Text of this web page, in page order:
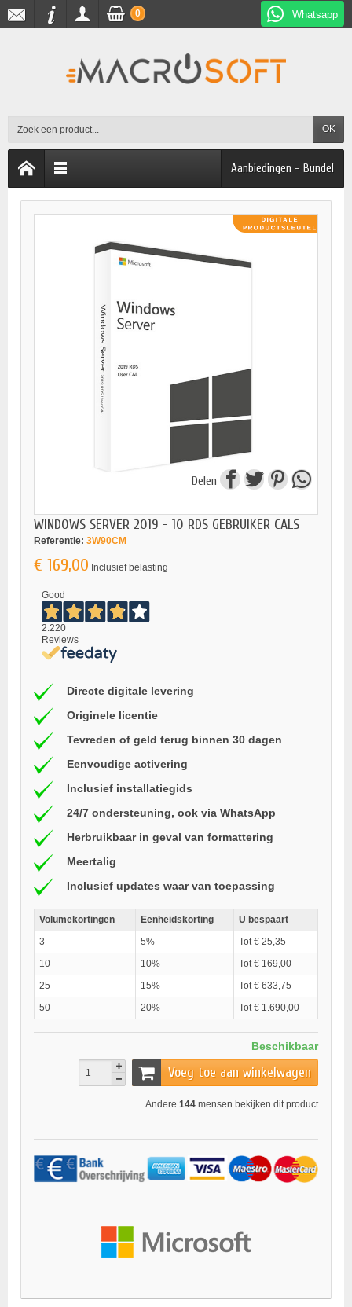
Whatsapp
OK
0
Aanbiedingen - Bundel
Delen
WINDOWS SERVER 2019 - 10 RDS GEBRUIKER CALS
Referentie: 3W90CM
€ 169,00 Inclusief belasting
Good
2.220
Reviews
Directe digitale levering
Originele licentie
Tevreden of geld terug binnen 30 dagen
Eenvoudige activering
Inclusief installatiegids
24/7 ondersteuning, ook via WhatsApp
Herbruikbaar in geval van formattering
Meertalig
Inclusief updates waar van toepassing
Volumekortingen Eenheidskorting
U bespaart
3
5%
Tot € 25,35
10
10%
Tot € 169,00
25
15%
Tot € 633,75
50
20% Tot € 1.690,00
Beschikbaar
Voeg toe aan winkelwagen
Andere 144 mensen bekijken dit product